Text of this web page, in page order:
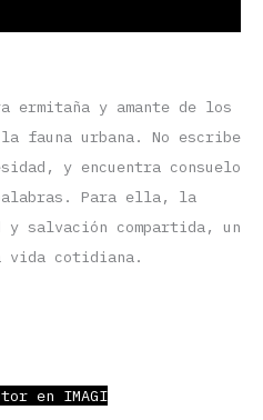
ermitaña y amante de los
fauna urbana. No escribe
y encuentra consuelo
Para ella, la
salvación compartida, un
vida cotidiana.
en IMAGI